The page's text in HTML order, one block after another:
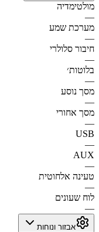
מולטימדיה
—
מערכת שמע
—
חיבור סלולרי
—
בלוטות׳
—
מסך נוסע
—
מסך אחורי
—
USB
—
AUX
—
טעינה אלחוטית
—
לוח שעונים
—
אבזור ונוחות